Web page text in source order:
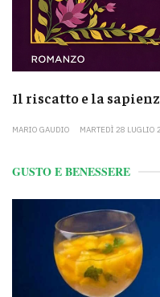
Il riscatto e la
MARIO GAUDIO MARTEDÌ 28 LUGLIO
GUSTO E BENESSERE